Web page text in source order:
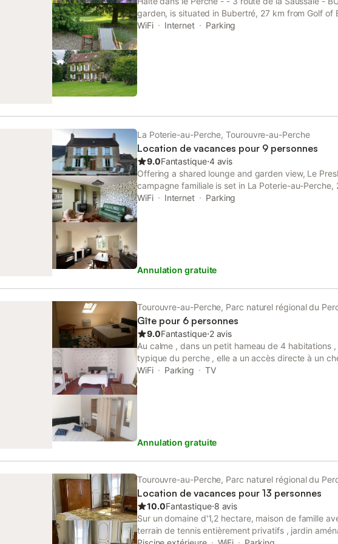
garden, is situated in Bubertré, 27 km from Golf of
Halle au Blé, as well as 20 km from Flers-le-Houlme
WiFi Internet Parking
La Poterie-au-Perche, Tourouvre-au-Perche
Location de vacances pour 9 personnes
9.0Fantastique⋅4 avis
Offering a shared lounge and garden view, Le
campagne familiale is set in La Poterie-au-Perche,
Golf Course and 22 km from Manufacture Bohin.
WiFi Internet Parking
Annulation gratuite
Tourouvre-au-Perche, Parc naturel régional du
Gîte pour 6 personnes
9.0Fantastique⋅2 avis
Au calme , dans un petit hameau de 4 habitations
typique du perche , elle a un accès directe à un
et profite d'un paysage boisé et vallonné
prendre un panier pour les cueillettes de
WiFi Parking TV
Annulation gratuite
Tourouvre-au-Perche, Parc naturel régional du
Location de vacances pour 13 personnes
10.0Fantastique⋅8 avis
Sur un domaine d'1,2 hectare, maison de famille
terrain de tennis entièrement privatifs , jardin